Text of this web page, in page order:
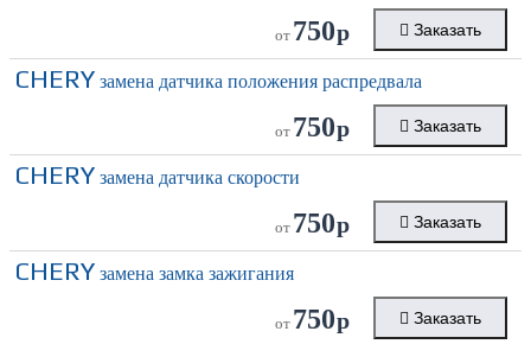
от 750р Заказать
CHERY замена датчика положения распредвала
от 750р Заказать
CHERY замена датчика скорости
от 750р Заказать
CHERY замена замка зажигания
от 750р Заказать